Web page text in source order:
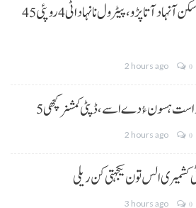
حکومت نا کنڈ آن پیٹرولیم نا پوسکن آ نہاد آتا پڑو،پیٹرول نا نہاد اٹی 4 روپئی 45
2 hours ago 0
است ہسون ءُ دے اسے،ڈپٹی کمشنر کچھی
2 hours ago 0
کشمیری الس تون یکجہتی کن ریلی
3 hours ago 0